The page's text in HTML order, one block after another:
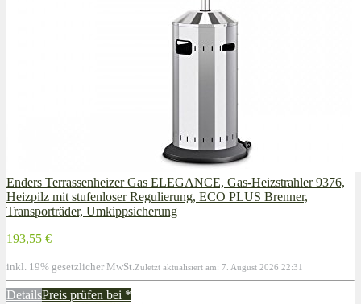
Enders Terrassenheizer Gas ELEGANCE, Gas-Heizstrahler 9376,
Heizpilz mit stufenloser Regulierung, ECO PLUS Brenner,
Transporträder, Umkippsicherung
193,55 €
inkl. 19% gesetzlicher MwSt. Zuletzt aktualisiert am: 7. August 2026 22:31
DetailsPreis prüfen bei *